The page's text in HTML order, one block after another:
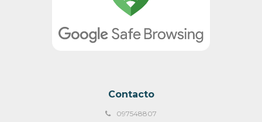
Contacto
097548807